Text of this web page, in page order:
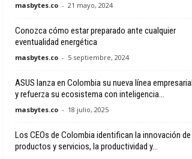
masbytes.co - 21 mayo, 2024
Conozca cómo estar preparado ante cualquier
eventualidad energética
masbytes.co - 5 septiembre, 2024
ASUS lanza en Colombia su nueva línea empresarial
y refuerza su ecosistema con inteligencia...
masbytes.co - 18 julio, 2025
Los CEOs de Colombia identifican la innovación de
productos y servicios, la productividad y...